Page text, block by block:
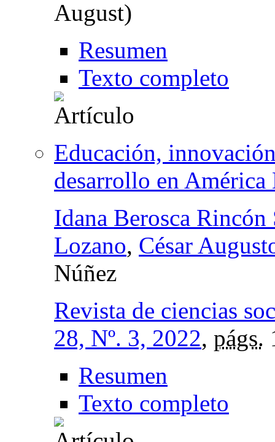
August)
Resumen
Texto completo
Educación,
desarrollo en América
Idana Berosca Rincón
Lozano, César
Núñez
Revista de ciencias
28, Nº. 3, 2022, págs.
Resumen
Texto completo